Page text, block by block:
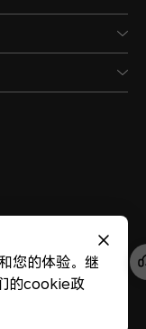
一切权利。
粤ICP备20047157号
您的体验。继
的cookie政